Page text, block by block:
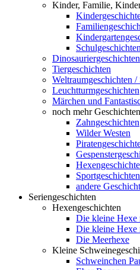
Kinder, Familie,
Schulgeschichten
Dinosauriergeschichten
Tiergeschichten
Weltraumgeschichten
Leuchtturmgeschichten
Märchen und
noch mehr Geschichten
Zahngeschichten
Wilder Westen
Sportgeschichten
andere
Seriengeschichten
Hexengeschichten
Die kleine
Die kleine Hexe
Die Meerhexe
Kleine
Schweinchen